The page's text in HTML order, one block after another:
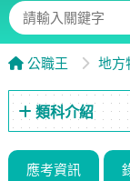
公職王 地方
類科介紹
應考資訊